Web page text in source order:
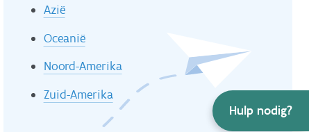
Hulp nodig?
Azië
Oceanië
Noord-Amerika
Zuid-Amerika